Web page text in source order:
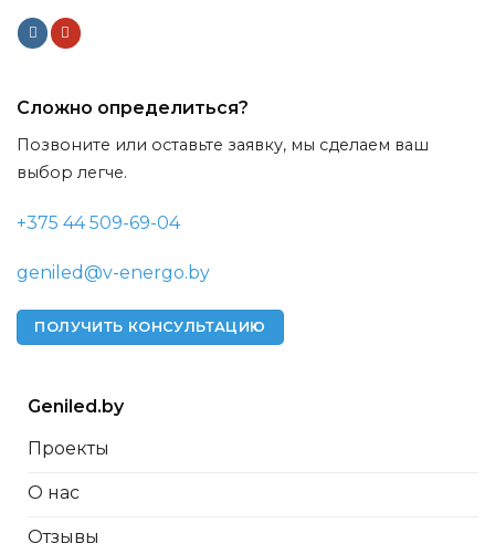
Geniled.by
Проекты
О нас
Отзывы
Сложно определиться?
Позвоните или оставьте заявку, мы сделаем ваш
выбор легче.
+375 44 509-69-04
geniled@v-energo.by
ПОЛУЧИТЬ КОНСУЛЬТАЦИЮ